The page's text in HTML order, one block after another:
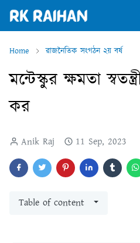
Home রাজনৈতিক সংগঠন ২য় বর্ষ
মন্টেস্কুর ক্ষমতা
কর
Anik Raj 11 Sep, 2023
Table of content